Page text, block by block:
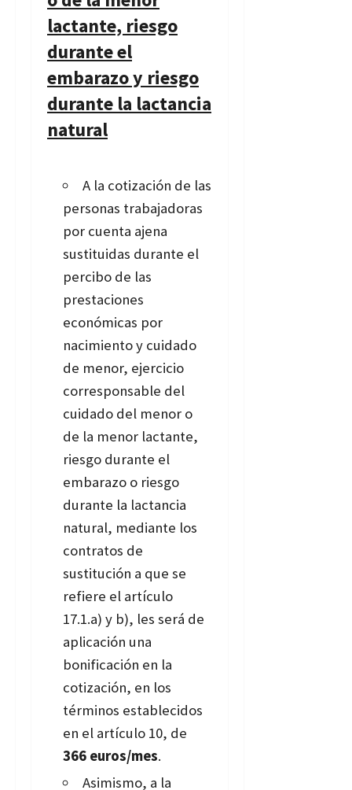
lactante, riesgo
durante el
embarazo y riesgo
durante la lactancia
natural
A la cotización de las
personas trabajadoras
por cuenta ajena
sustituidas durante el
percibo de las
prestaciones
económicas por
nacimiento y cuidado
de menor, ejercicio
corresponsable del
cuidado del menor o
de la menor lactante,
riesgo durante el
embarazo o riesgo
durante la lactancia
natural, mediante los
contratos de
sustitución a que se
refiere el artículo
17.1.a) y b), les será de
aplicación una
bonificación en la
cotización, en los
términos establecidos
en el artículo 10, de
366 euros/mes.
Asimismo, a la